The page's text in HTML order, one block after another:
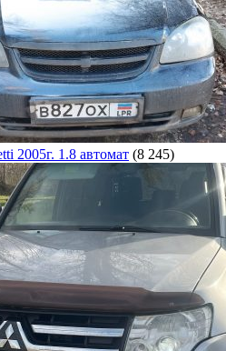
2005г. 1.8 автомат (8 245)